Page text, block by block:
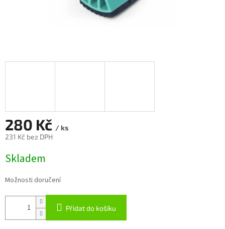
280 Kč / ks
231 Kč bez DPH
cena:
Skladem
Možnosti doručení
Přidat do košíku